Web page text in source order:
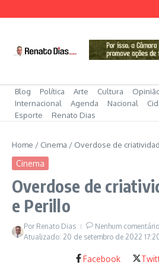
Blog Política Arte Cultura
Internacional
Agenda Nacional
Esporte
Renato Dias
Home / Cinema / Overdose de
Cinema
Overdose de
e Perillo
Por Renato Dias Nenhum comentário
Atualizado: 20 de setembro de 2022
Facebook